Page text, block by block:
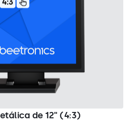
de 12" (4:3)